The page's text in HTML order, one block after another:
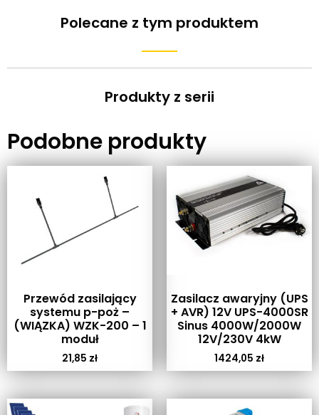
Polecane z tym produktem
Produkty z serii
Podobne produkty
Przewód zasilający
systemu p-poż –
(WIĄZKA) WZK-200 – 1
moduł
21,85 zł
Zasilacz awaryjny (UPS
+ AVR) 12V UPS-4000SR
Sinus 4000W/2000W
12V/230V 4kW
1424,05 zł